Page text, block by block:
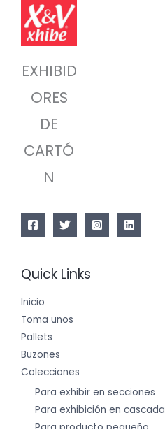
EXHIBID
ORES
DE
CARTÓ
N
Quick Links
Inicio
Toma unos
Pallets
Buzones
Colecciones
Para exhibir en secciones
Para exhibición en cascada